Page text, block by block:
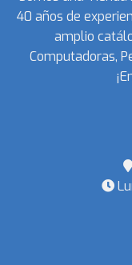
40 años de
amplio
Computadoras,